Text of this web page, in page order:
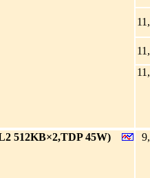
512KB×2,TDP 45W)